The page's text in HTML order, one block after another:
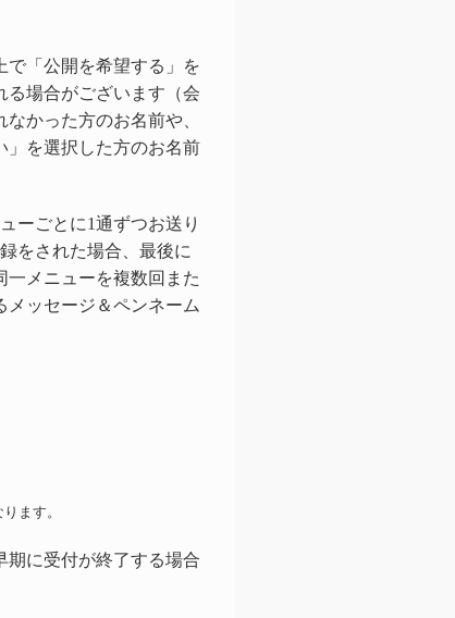
で「公開を希望する」を
る場合がございます（会
かった方のお名前や、
」を選択した方のお名前
ーごとに1通ずつお送り
をされた場合、最後に
一メニューを複数回また
メッセージ＆ペンネーム
ます。
期に受付が終了する場合